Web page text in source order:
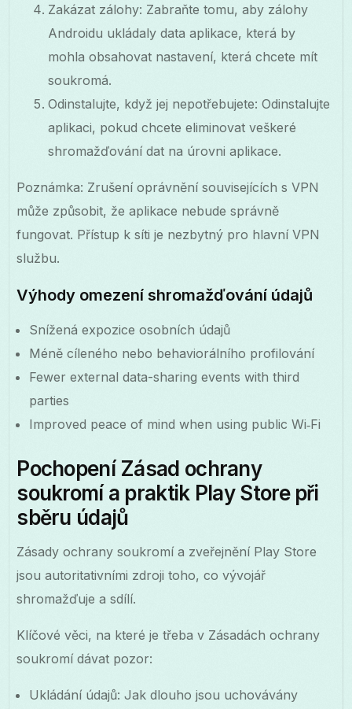
Zakázat zálohy: Zabraňte tomu, aby zálohy
Androidu ukládaly data aplikace, která by
mohla obsahovat nastavení, která chcete mít
soukromá.
Odinstalujte, když jej nepotřebujete: Odinstalujte
aplikaci, pokud chcete eliminovat veškeré
shromažďování dat na úrovni aplikace.
Poznámka: Zrušení oprávnění souvisejících s VPN
může způsobit, že aplikace nebude správně
fungovat. Přístup k síti je nezbytný pro hlavní VPN
službu.
Výhody omezení shromažďování údajů
Snížená expozice osobních údajů
Méně cíleného nebo behaviorálního profilování
Fewer external data-sharing events with third
parties
Improved peace of mind when using public Wi‑Fi
Pochopení Zásad ochrany
soukromí a praktik Play Store při
sběru údajů
Zásady ochrany soukromí a zveřejnění Play Store
jsou autoritativními zdroji toho, co vývojář
shromažďuje a sdílí.
Klíčové věci, na které je třeba v Zásadách ochrany
soukromí dávat pozor:
Ukládání údajů: Jak dlouho jsou uchovávány